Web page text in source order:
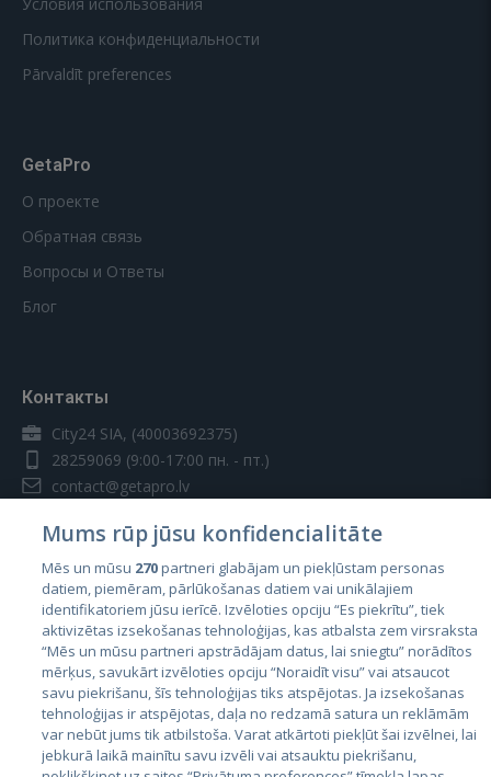
Условия использования
Политика конфиденциальности
Pārvaldīt preferences
GetaPro
О проекте
Обратная связь
Вопросы и Ответы
Блог
Контакты
City24 SIA, (40003692375)
28259069 (9:00-17:00 пн. - пт.)
contact@getapro.lv
Страны
Эстония
Латвия
Литва
Mums rūp jūsu konfidencialitāte
Mēs un mūsu 270partneri glabājam un piekļūstam personas
datiem, piemēram, pārlūkošanas datiem vai unikālajiem
identifikatoriem jūsu ierīcē. Izvēloties opciju “Es piekrītu”, tiek
aktivizētas izsekošanas tehnoloģijas, kas atbalsta zem virsraksta
“Mēs un mūsu partneri apstrādājam datus, lai sniegtu” norādītos
mērķus, savukārt izvēloties opciju “Noraidīt visu” vai atsaucot
savu piekrišanu, šīs tehnoloģijas tiks atspējotas. Ja izsekošanas
tehnoloģijas ir atspējotas, daļa no redzamā satura un reklāmām
var nebūt jums tik atbilstoša. Varat atkārtoti piekļūt šai izvēlnei, lai
jebkurā laikā mainītu savu izvēli vai atsauktu piekrišanu,